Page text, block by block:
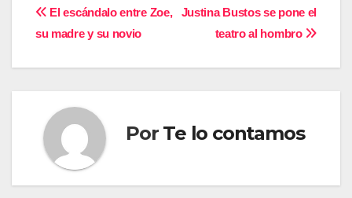
Navegación
Justina Bustos se pone el
teatro al hombro
El escándalo entre Zoe,
su madre y su novio
Por Te lo contamos